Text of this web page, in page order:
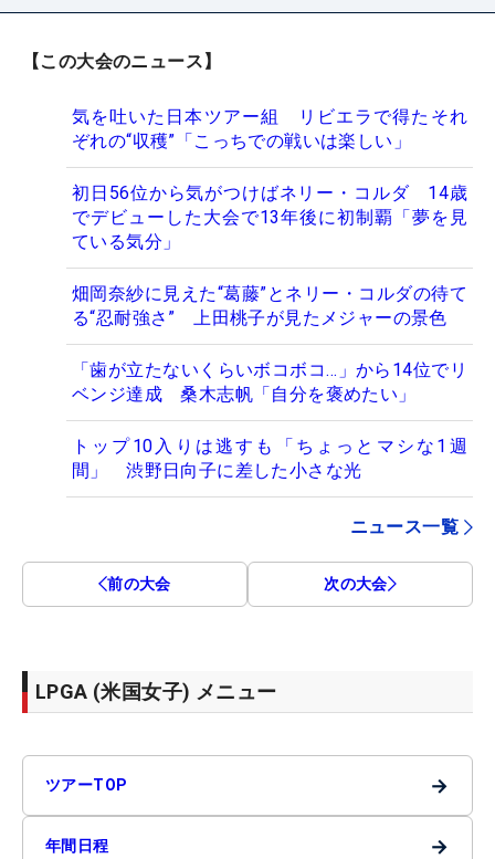
【この大会のニュース】
気を吐いた日本ツアー組 リビエラで得たそれ
ぞれの“収穫”「こっちでの戦いは楽しい」
初日56位から気がつけばネリー・コルダ 14歳
でデビューした大会で13年後に初制覇「夢を見
ている気分」
畑岡奈紗に見えた“葛藤”とネリー・コルダの待て
る“忍耐強さ” 上田桃子が見たメジャーの景色
「歯が立たないくらいボコボコ…」から14位でリ
ベンジ達成 桑木志帆「自分を褒めたい」
トップ10入りは逃すも「ちょっとマシな1週
間」 渋野日向子に差した小さな光
ニュース一覧
前の大会 次の大会
LPGA (米国女子) メニュー
ツアーTOP →
年間日程 →